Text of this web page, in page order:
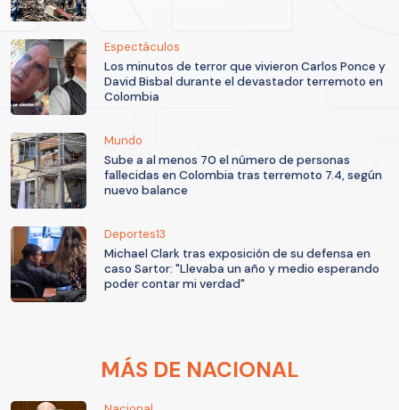
Espectáculos
Los minutos de terror que vivieron Carlos Ponce y
David Bisbal durante el devastador terremoto en
Colombia
Mundo
Sube a al menos 70 el número de personas
fallecidas en Colombia tras terremoto 7.4, según
nuevo balance
Deportes13
Michael Clark tras exposición de su defensa en
caso Sartor: "Llevaba un año y medio esperando
poder contar mi verdad"
MÁS DE NACIONAL